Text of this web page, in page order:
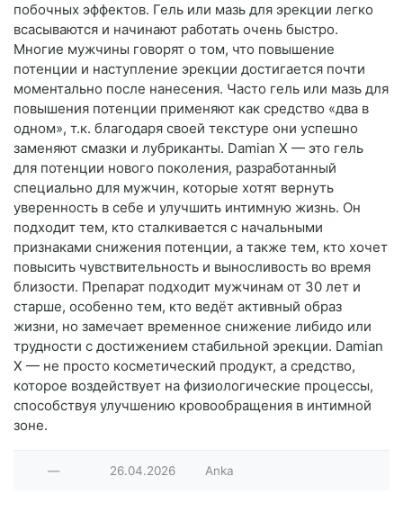
побочных эффектов. Гель или мазь для эрекции легко
всасываются и начинают работать очень быстро.
Многие мужчины говорят о том, что повышение
потенции и наступление эрекции достигается почти
моментально после нанесения. Часто гель или мазь для
повышения потенции применяют как средство «два в
одном», т.к. благодаря своей текстуре они успешно
заменяют смазки и лубриканты. Damian X — это гель
для потенции нового поколения, разработанный
специально для мужчин, которые хотят вернуть
уверенность в себе и улучшить интимную жизнь. Он
подходит тем, кто сталкивается с начальными
признаками снижения потенции, а также тем, кто хочет
повысить чувствительность и выносливость во время
близости. Препарат подходит мужчинам от 30 лет и
старше, особенно тем, кто ведёт активный образ
жизни, но замечает временное снижение либидо или
трудности с достижением стабильной эрекции. Damian
X — не просто косметический продукт, а средство,
которое воздействует на физиологические процессы,
способствуя улучшению кровообращения в интимной
зоне.
— 26.04.2026 Anka